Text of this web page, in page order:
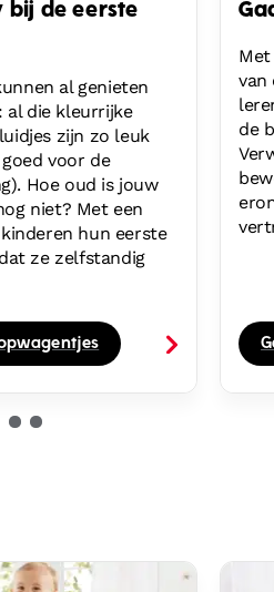
bij de eerste
al genieten
al die kleurrijke
zijn zo leuk
voor de
Hoe oud is jouw
niet? Met een
hun eerste
ze zelfstandig
van
de